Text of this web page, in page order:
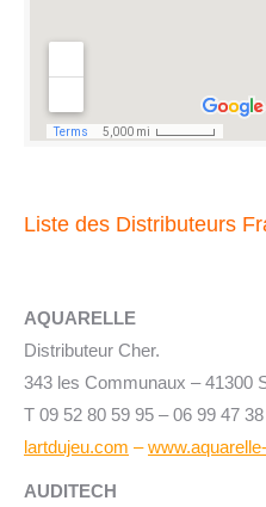
Liste des Distributeurs
AQUARELLE
Distributeur Cher.
343 les Communaux – 41300
T 09 52 80 59 95 – 06 99 47
lartdujeu.com –
AUDITECH